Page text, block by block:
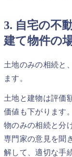
3. 自宅の不
建て物件の
土地のみの相続と
ます。
土地と建物は評価
価値も下がります
物のみの相続と分
専門家の意見を聞
解して、適切な手